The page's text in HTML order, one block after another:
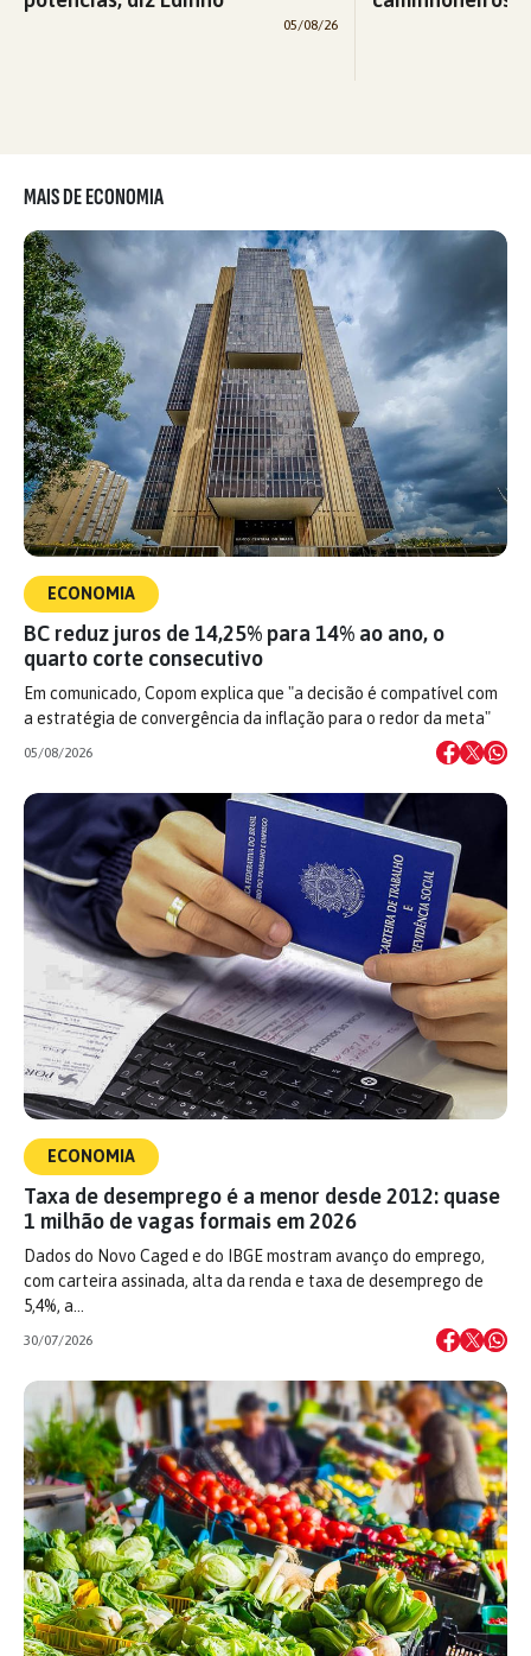
05/08/26
MAIS DE ECONOMIA
ECONOMIA
BC reduz juros de 14,25% para 14% ao ano, o
quarto corte consecutivo
Em comunicado, Copom explica que "a decisão é compatível com
a estratégia de convergência da inflação para o redor da meta"
05/08/2026
ECONOMIA
Taxa de desemprego é a menor desde 2012: quase
1 milhão de vagas formais em 2026
Dados do Novo Caged e do IBGE mostram avanço do emprego,
com carteira assinada, alta da renda e taxa de desemprego de
5,4%, a…
30/07/2026